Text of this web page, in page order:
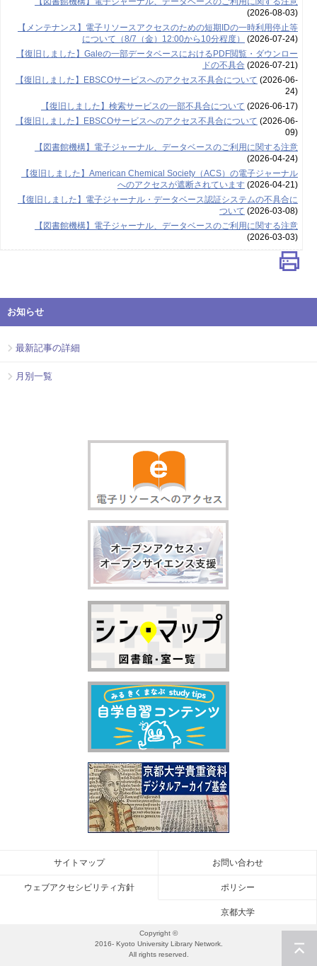
(2026-08-03)
【メンテナンス】電子リソースアクセスのための短期IDの一時利用停止等
について（8/7（金）12:00から10分程度）
(2026-07-24)
【復旧しました】Galeの一部データベースにおけるPDF閲覧・ダウンロー
ドの不具合 (2026-07-21)
【復旧しました】EBSCOサービスへのアクセス不具合について (2026-06-
24)
【復旧しました】検索サービスの一部不具合について (2026-06-17)
【復旧しました】EBSCOサービスへのアクセス不具合について (2026-06-
09)
【図書館機構】電子ジャーナル、データベースのご利用に関する注意
(2026-04-24)
【復旧しました】American Chemical Society（ACS）の電子ジャーナル
へのアクセスが遮断されています(2026-04-21)
【復旧しました】電子ジャーナル・データベース認証システムの不具合に
ついて (2026-03-08)
【図書館機構】電子ジャーナル、データベースのご利用に関する注意
(2026-03-03)
お知らせ
最新記事の詳細
月別一覧
お問い合わせ
サイトマップ
ポリシー
ウェブアクセシビリティ方針
京都大学
Copyright ©
2016- Kyoto University Library Network.
All rights reserved.